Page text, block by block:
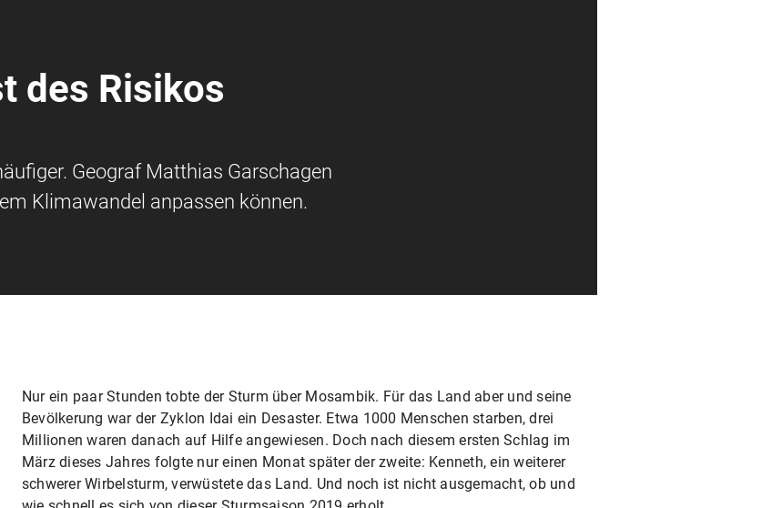
des Risikos
Geograf Matthias Garschagen
Klimawandel anpassen können.
Nur ein paar Stunden tobte der Sturm über Mosambik. Für das Land aber und seine
Bevölkerung war der Zyklon Idai ein Desaster. Etwa 1000 Menschen starben, drei
Millionen waren danach auf Hilfe angewiesen. Doch nach diesem ersten Schlag im
März dieses Jahres folgte nur einen Monat später der zweite: Kenneth, ein weiterer
schwerer Wirbelsturm, verwüstete das Land. Und noch ist nicht ausgemacht, ob und